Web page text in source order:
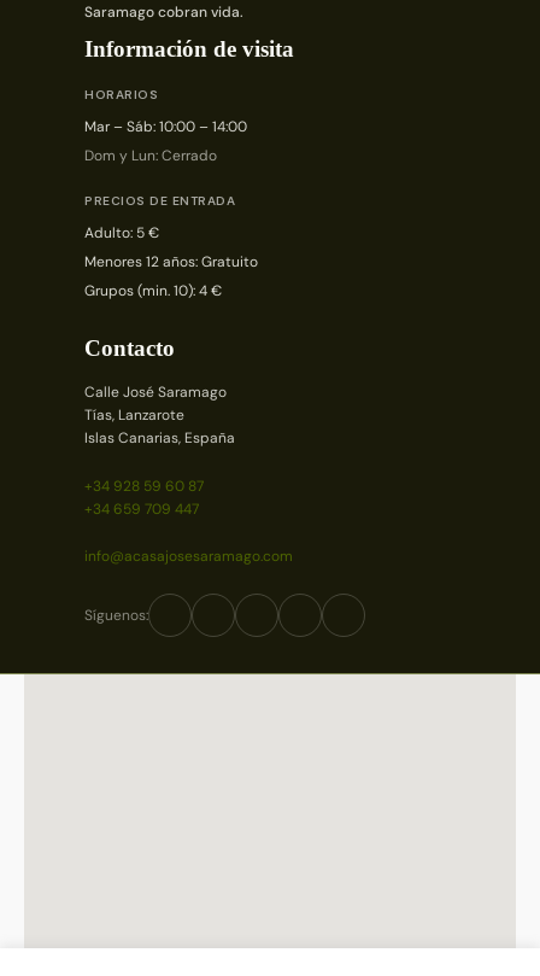
Saramago cobran vida.
Información de visita
HORARIOS
Mar – Sáb: 10:00 – 14:00
Dom y Lun: Cerrado
PRECIOS DE ENTRADA
Adulto: 5 €
Menores 12 años: Gratuito
Grupos (min. 10): 4 €
Contacto
Calle José Saramago
Tías, Lanzarote
Islas Canarias, España
+34 928 59 60 87
+34 659 709 447
info@acasajosesaramago.com
Síguenos: